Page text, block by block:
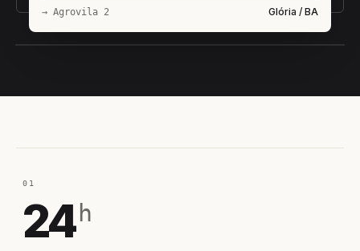
→ Agrovila 2 Glória / BA
01
24 h